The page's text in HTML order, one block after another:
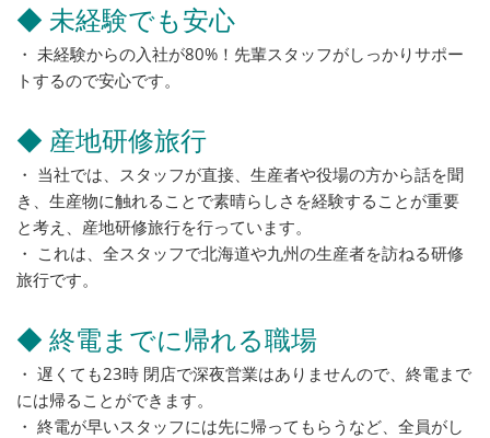
◆ 未経験でも安心
・ 未経験からの入社が80%！先輩スタッフがしっかりサポー
トするので安心です。
◆ 産地研修旅行
・ 当社では、スタッフが直接、生産者や役場の方から話を聞
き、生産物に触れることで素晴らしさを経験することが重要
と考え、産地研修旅行を行っています。
・ これは、全スタッフで北海道や九州の生産者を訪ねる研修
旅行です。
◆ 終電までに帰れる職場
・ 遅くても23時 閉店で深夜営業はありませんので、終電まで
には帰ることができます。
・ 終電が早いスタッフには先に帰ってもらうなど、全員がし